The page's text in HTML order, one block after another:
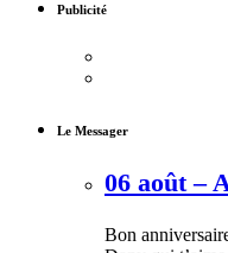
Publicité
Le Messager
06 août –
Bon